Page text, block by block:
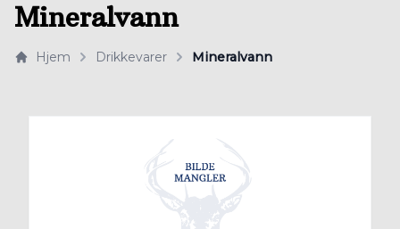
Mineralvann
Hjem Drikkevarer Mineralvann